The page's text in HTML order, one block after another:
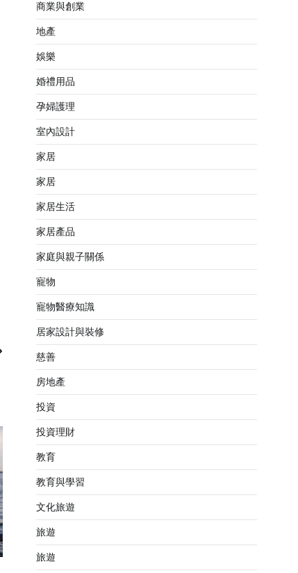
商業與創業
地產
娛樂
婚禮用品
孕婦護理
室內設計
家居
家居
家居生活
家居產品
家庭與親子關係
寵物
寵物醫療知識
居家設計與裝修
慈善
房地產
投資
投資理財
教育
教育與學習
文化旅遊
旅遊
旅遊